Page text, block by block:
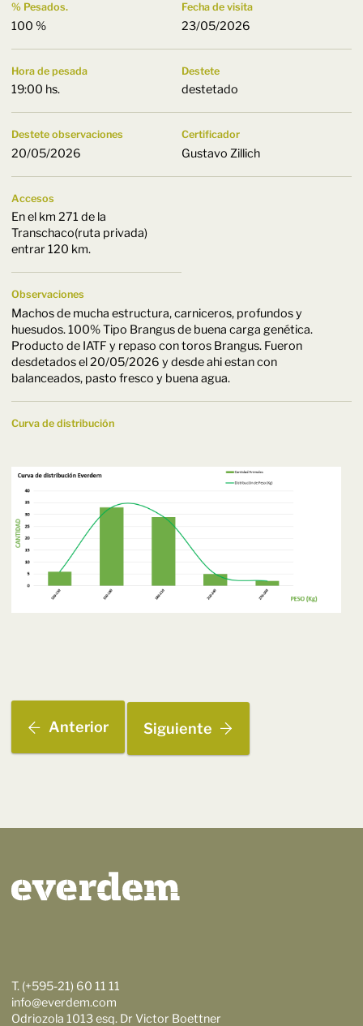
% Pesados.
100 %
Fecha de visita
23/05/2026
Hora de pesada
19:00 hs.
Destete
destetado
Destete observaciones
20/05/2026
Certificador
Gustavo Zillich
Accesos
En el km 271 de la
Transchaco(ruta privada)
entrar 120 km.
Observaciones
Machos de mucha estructura, carniceros, profundos y
huesudos. 100% Tipo Brangus de buena carga genética.
Producto de IATF y repaso con toros Brangus. Fueron
desdetados el 20/05/2026 y desde ahi estan con
balanceados, pasto fresco y buena agua.
Curva de distribución
Anterior Siguiente
T. (+595-21) 60 11 11
info@everdem.com
Odriozola 1013 esq. Dr Victor Boettner